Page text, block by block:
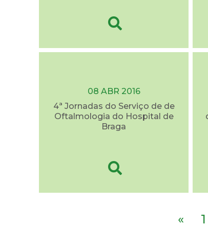
08 ABR 2016
4ª Jornadas do Serviço de de
Oftalmologia do Hospital de
Braga
« 1